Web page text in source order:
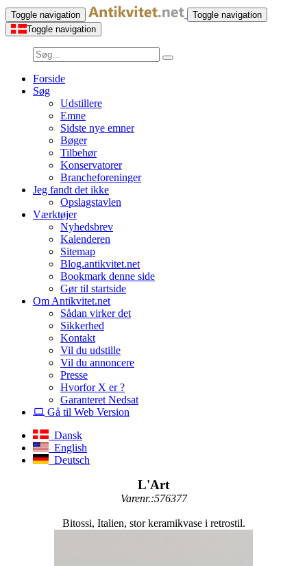
Toggle navigation
Toggle navigation
Toggle navigation
Forside
Søg
Udstillere
Emne
Sidste nye emner
Bøger
Tilbehør
Konservatorer
Brancheforeninger
Jeg fandt det ikke
Opslagstavlen
Værktøjer
Nyhedsbrev
Kalenderen
Sitemap
Blog.antikvitet.net
Bookmark denne side
Gør til startside
Om Antikvitet.net
Sådan virker det
Sikkerhed
Kontakt
Vil du udstille
Vil du annoncere
Presse
Hvorfor X er ?
Garanteret Nedsat
Gå til Web Version
Dansk
English
Deutsch
L'Art
Varenr.:576377
Bitossi, Italien, stor keramikvase i retrostil.